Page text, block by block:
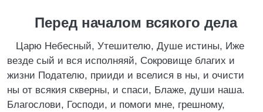
Перед началом всякого дела
Царю Небесный, Утешителю, Душе истины, Иже
везде сый и вся исполняяй, Сокровище благих и
жизни Подателю, прииди и вселися в ны, и очисти
ны от всякия скверны, и спаси, Блаже, души наша.
Благослови, Господи, и помоги мне, грешному,